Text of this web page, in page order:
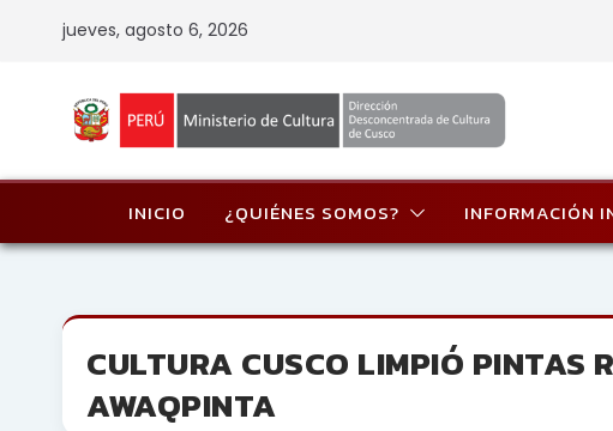
jueves, agosto 6, 2026
INICIO ¿QUIÉNES SOMOS? INFORMACIÓN
CULTURA CUSCO LIMPIÓ PINTAS
AWAQPINTA